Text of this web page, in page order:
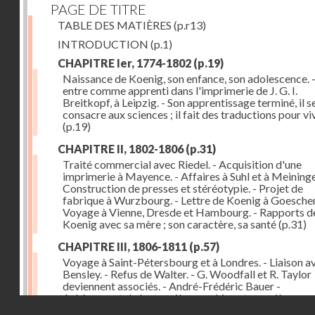
PAGE DE TITRE
TABLE DES MATIÈRES (p.r13)
INTRODUCTION (p.1)
CHAPITRE Ier, 1774-1802 (p.19)
Naissance de Koenig, son enfance, son adolescence.
entre comme apprenti dans l'imprimerie de J. G. I.
Breitkopf, à Leipzig. - Son apprentissage terminé, il
consacre aux sciences ; il fait des traductions pour
(p.19)
CHAPITRE II, 1802-1806(p.31)
Traité commercial avec Riedel. - Acquisition d'une
imprimerie à Mayence. - Affaires à Suhl et à
Construction de presses et stéréotypie. - Projet de
fabrique à Wurzbourg. - Lettre de Koenig à
Voyage à Vienne, Dresde et Hambourg. - Rapports
Koenig avec sa mère ; son caractère, sa santé(p.31)
CHAPITRE III, 1806-1811 (p.57)
Voyage à Saint-Pétersbourg et à Londres. - Liaison
Bensley. - Refus de Walter. - G. Woodfall et R. Taylor
deviennent associés. - André-Frédéric Bauer -
Achèvement de la première machine et premières